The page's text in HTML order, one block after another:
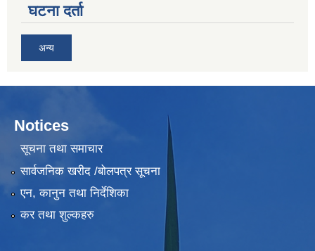
घटना दर्ता
अन्य
Notices
सूचना तथा समाचार
सार्वजनिक खरीद /बोलपत्र सूचना
एन, कानुन तथा निर्देशिका
कर तथा शुल्कहरु